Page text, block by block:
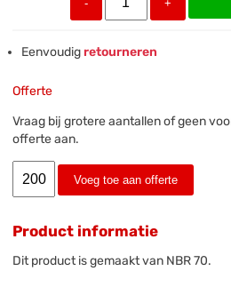
- +
Eenvoudigretourneren
Offerte
Vraag bij grotere aantallen of geen
offerte aan.
Voeg toe aan offerte
Product informatie
Dit product is gemaakt van NBR 70.